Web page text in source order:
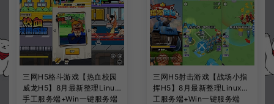
三网H5格斗游戏【热血校园
威龙H5】8月最新整理Linux
手工服务端+Win一键服务端
三网H5射击游戏【战场小指
挥H5】8月最新整理Linux手
工服务端+Win一键服务端